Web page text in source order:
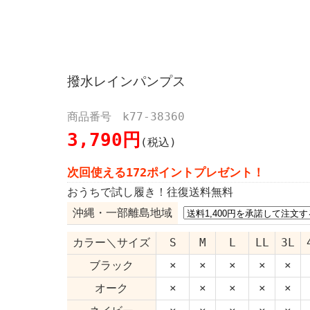
撥水レインパンプス
商品番号 k77-38360
3,790円 (税込)
次回使える172ポイントプレゼント！
おうちで試し履き！往復送料無料
沖縄・一部離島地域
カラー＼サイズ S M L LL 3L
ブラック
× × × × ×
オーク
× × × × ×